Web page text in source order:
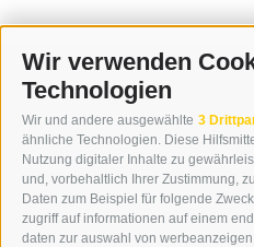
Wir verwenden
Technologien
Wir und andere ausgewählte 3
ähnliche Technologien. Diese
Nutzung digitaler Inhalte zu
und, vorbehaltlich Ihrer Zustimmung,
Daten zum Beispiel für folgende
zugriff auf informationen auf einem
daten zur auswahl von
KONTAKT
WIPP-MEDIA GMBH
DER ERKER
NEUSTADT 20A
I-39049 STERZING
TEL.: +39 0472 766876